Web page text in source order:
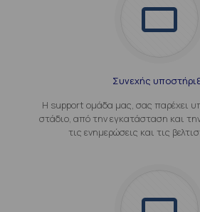
Συνεχής
Η support ομάδα μας, σας παρέχει
στάδιο, από την εγκατάσταση και
τις ενημερώσεις και τις